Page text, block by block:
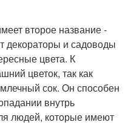
второе название -
декораторы и садоводы
цвета. К
цветок, так как
сок. Он способен
внутрь
людей, которые имеют